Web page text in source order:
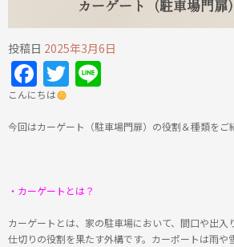
カーゲート（駐車場門扉
投稿日 2025年3月6日
Facebook
Twitter
こんにちは
今回はカーゲート（駐車場門扉）の役割＆種類をご
・カーゲートとは？
カーゲートとは、家の駐車場において、間口や出入
仕切りの役割を果たす外構です。カーポートは雨や